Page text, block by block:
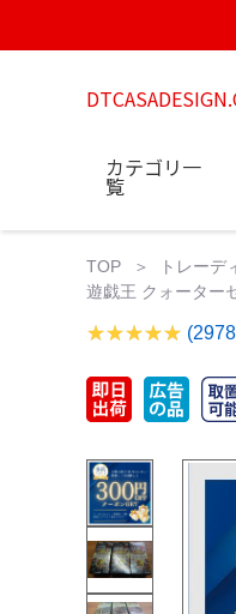
カテゴリ一
覧
TOP トレーデ
遊戯王 クォーター